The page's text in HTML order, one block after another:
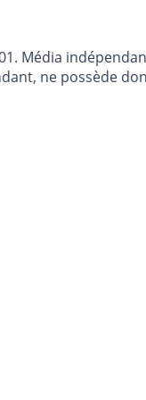
Média
ne possède